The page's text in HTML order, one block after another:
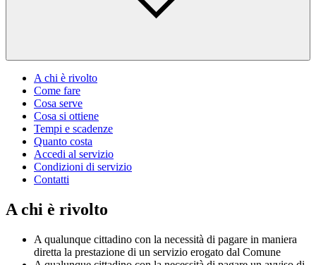
A chi è rivolto
Come fare
Cosa serve
Cosa si ottiene
Tempi e scadenze
Quanto costa
Accedi al servizio
Condizioni di servizio
Contatti
A chi è rivolto
A qualunque cittadino con la necessità di pagare in maniera
diretta la prestazione di un servizio erogato dal Comune